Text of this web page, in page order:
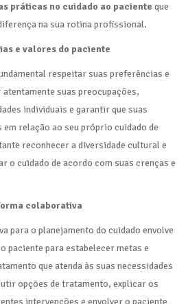
práticas no cuidado ao paciente que
na sua rotina profissional.
e valores do paciente
respeitar suas preferências e
suas preocupações,
individuais e garantir que suas
relação ao seu próprio cuidado de
reconhecer a diversidade cultural e
o cuidado de acordo com suas crenças e
colaborativa
para o planejamento do cuidado envolve
paciente para estabelecer metas e
que atenda às suas necessidades
opções de tratamento, explicar os